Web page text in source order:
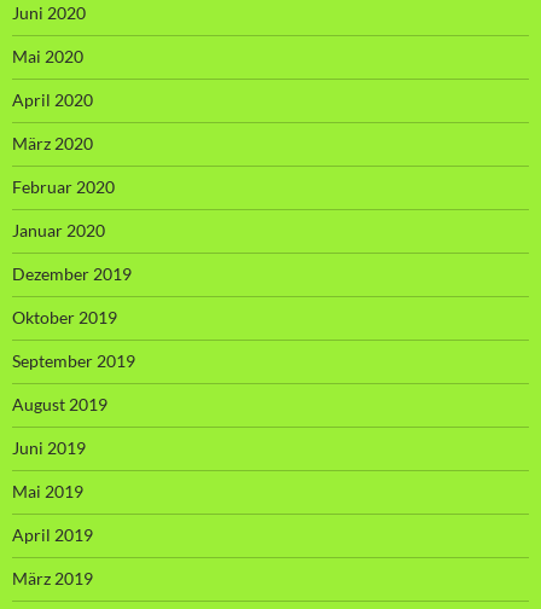
Juni 2020
Mai 2020
April 2020
März 2020
Februar 2020
Januar 2020
Dezember 2019
Oktober 2019
September 2019
August 2019
Juni 2019
Mai 2019
April 2019
März 2019